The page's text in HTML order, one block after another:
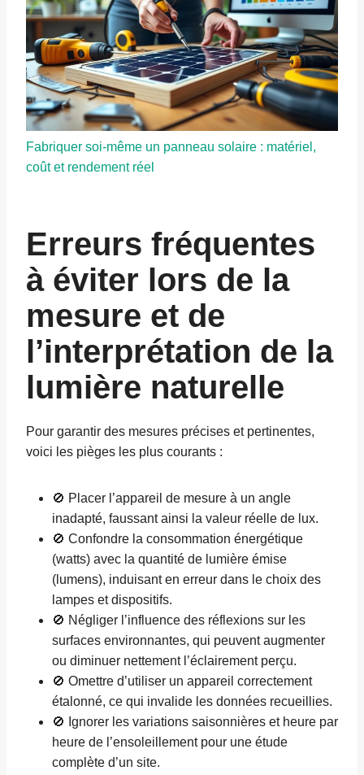
Fabriquer soi-même un panneau solaire : matériel,
coût et rendement réel
Erreurs fréquentes
à éviter lors de la
mesure et de
l’interprétation de la
lumière naturelle
Pour garantir des mesures précises et pertinentes,
voici les pièges les plus courants :
🚫 Placer l’appareil de mesure à un angle
inadapté, faussant ainsi la valeur réelle de lux.
🚫 Confondre la consommation énergétique
(watts) avec la quantité de lumière émise
(lumens), induisant en erreur dans le choix des
lampes et dispositifs.
🚫 Négliger l’influence des réflexions sur les
surfaces environnantes, qui peuvent augmenter
ou diminuer nettement l’éclairement perçu.
🚫 Omettre d’utiliser un appareil correctement
étalonné, ce qui invalide les données recueillies.
🚫 Ignorer les variations saisonnières et heure par
heure de l’ensoleillement pour une étude
complète d’un site.